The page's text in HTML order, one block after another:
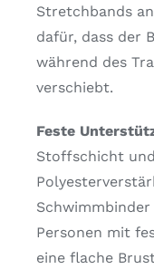
Stretchbands
dafür, dass der
während des
verschiebt.
Feste
Stoffschicht
Personen mit
eine flache